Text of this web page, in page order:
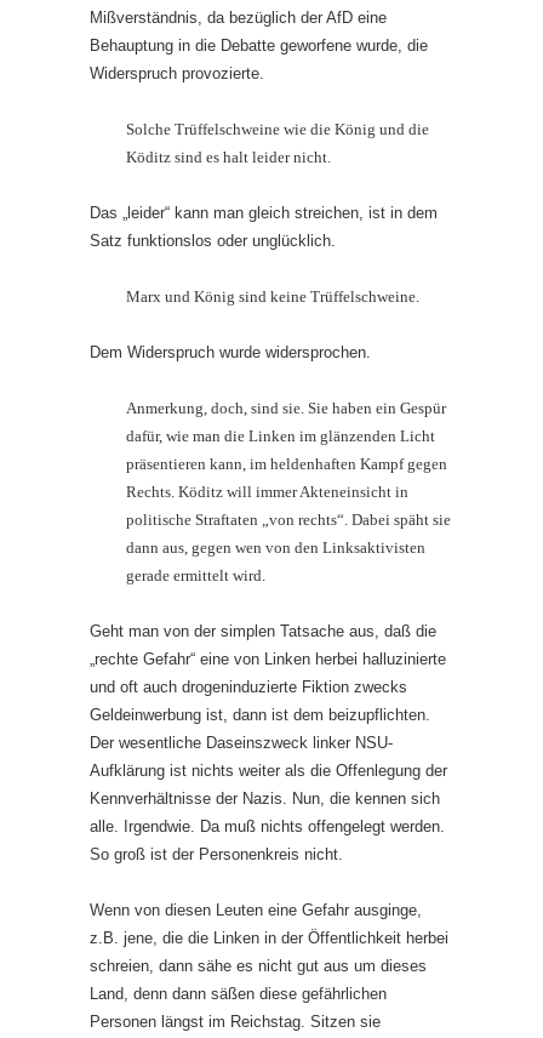
Mißverständnis, da bezüglich der AfD eine
Behauptung in die Debatte geworfene wurde, die
Widerspruch provozierte.
Solche Trüffelschweine wie die König und die
Köditz sind es halt leider nicht.
Das „leider“ kann man gleich streichen, ist in dem
Satz funktionslos oder unglücklich.
Marx und König sind keine Trüffelschweine.
Dem Widerspruch wurde widersprochen.
Anmerkung, doch, sind sie. Sie haben ein Gespür
dafür, wie man die Linken im glänzenden Licht
präsentieren kann, im heldenhaften Kampf gegen
Rechts. Köditz will immer Akteneinsicht in
politische Straftaten „von rechts“. Dabei späht sie
dann aus, gegen wen von den Linksaktivisten
gerade ermittelt wird.
Geht man von der simplen Tatsache aus, daß die
„rechte Gefahr“ eine von Linken herbei halluzinierte
und oft auch drogeninduzierte Fiktion zwecks
Geldeinwerbung ist, dann ist dem beizupflichten.
Der wesentliche Daseinszweck linker NSU-
Aufklärung ist nichts weiter als die Offenlegung der
Kennverhältnisse der Nazis. Nun, die kennen sich
alle. Irgendwie. Da muß nichts offengelegt werden.
So groß ist der Personenkreis nicht.
Wenn von diesen Leuten eine Gefahr ausginge,
z.B. jene, die die Linken in der Öffentlichkeit herbei
schreien, dann sähe es nicht gut aus um dieses
Land, denn dann säßen diese gefährlichen
Personen längst im Reichstag. Sitzen sie